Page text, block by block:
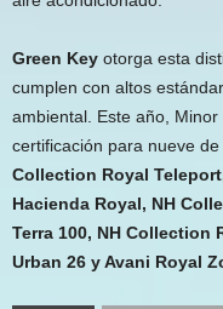
Green Key otorga esta
cumplen con altos
ambiental. Este año,
certificación para nueve
Collection Royal
Hacienda Royal, NH
Terra 100, NH Collection
Urban 26 y Avani Royal